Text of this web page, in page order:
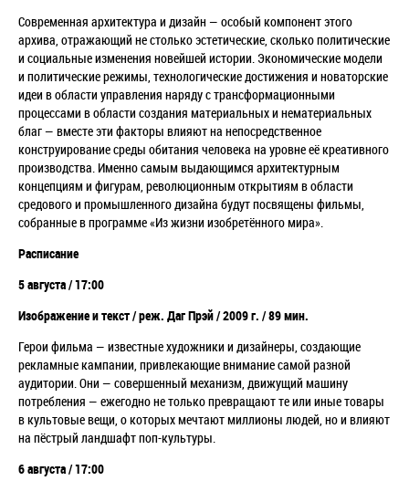
Современная архитектура и дизайн — особый компонент этого
архива, отражающий не столько эстетические, сколько политические
и социальные изменения новейшей истории. Экономические модели
и политические режимы, технологические достижения и новаторские
идеи в области управления наряду с трансформационными
процессами в области создания материальных и нематериальных
благ — вместе эти факторы влияют на непосредственное
конструирование среды обитания человека на уровне её креативного
производства. Именно самым выдающимся архитектурным
концепциям и фигурам, революционным открытиям в области
средового и промышленного дизайна будут посвящены фильмы,
собранные в программе «Из жизни изобретённого мира».
Расписание
5 августа /17:00
Изображение и текст /реж. Даг Прэй / 2009 г. / 89 мин.
Герои фильма — известные художники и дизайнеры, создающие
рекламные кампании, привлекающие внимание самой разной
аудитории. Они — совершенный механизм, движущий машину
потребления — ежегодно не только превращают те или иные товары
в культовые вещи, о которых мечтают миллионы людей, но и влияют
на пёстрый ландшафт поп-культуры.
6 августа /17:00